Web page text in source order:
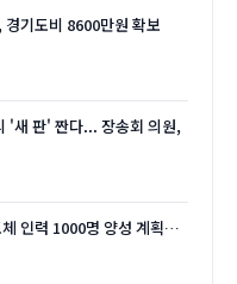
기도비 8600만원 확보
'새 판' 짠다... 장송회 의원,
인력 1000명 양성 계획…